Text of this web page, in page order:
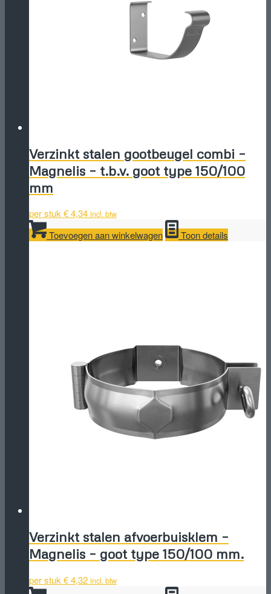
Verzinkt stalen gootbeugel combi –
Magnelis – t.b.v. goot type 150/100
mm
per stuk€4,34 incl. btw
Toevoegen aan winkelwagen Toon details
Verzinkt stalen afvoerbuisklem –
Magnelis – goot type 150/100 mm.
per stuk €4,32 incl. btw